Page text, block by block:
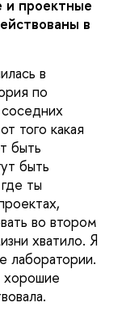
и проектные
в
в
по
того какая
быть
быть
ты
во втором
хватило. Я
лаборатории.
хорошие